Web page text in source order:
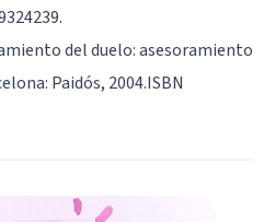
del duelo: asesoramiento
Paidós, 2004.ISBN